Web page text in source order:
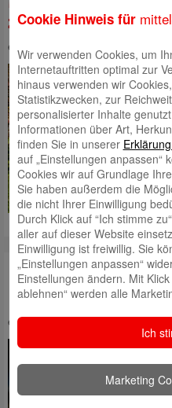
zum 25. Geburtstag
eingestellt von
Literaturfestival
Freikarten
eingestellt vonDaniel Posteltam
Cookie Hinweis für
Wir verwenden Cookies, um
Internetauftritten optimal zur
hinaus verwenden wir
Statistikzwecken, zur
personalisierter Inhalte
Informationen über Art,
finden Sie in unserer
auf „Einstellungen anpassen“
Cookies wir auf Grundlage
Sie haben außerdem die
die nicht Ihrer Einwilligung
Durch Klick auf “Ich stimme
aller auf dieser Website
Einwilligung ist freiwillig. Sie
„Einstellungen anpassen“
Einstellungen ändern. Mit
ablehnen“ werden alle
Ich
Marketing